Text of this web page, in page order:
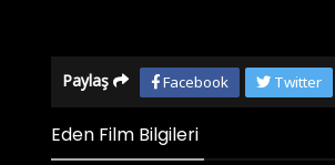
Paylaş Facebook Twitter
Eden Film Bilgileri